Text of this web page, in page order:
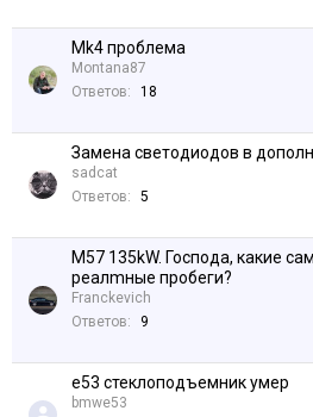
Mk4 проблема
Montana87
Ответов:
18
Замена светодиодов в
sadcat
Ответов:
5
M57 135kW. Господа, какие
реалmные пробеги?
Franckevich
Ответов:
9
e53 стеклоподъемник умер
bmwe53